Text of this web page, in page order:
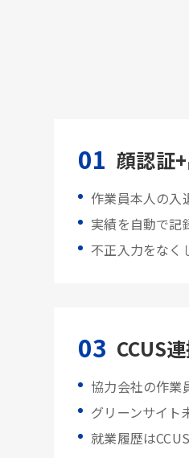
01 顔認証
作業員本人の入
実績を自動で記
不正入力をなく
03 CCUS
協力会社の作業
グリーンサイト
就業履歴は